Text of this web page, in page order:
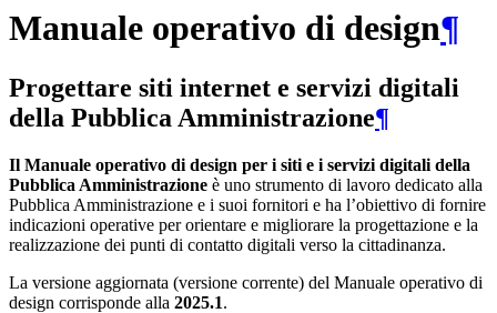
Manuale operativo di design¶
Progettare siti internet e servizi digitali
della Pubblica Amministrazione¶
Il Manuale operativo di design per i siti e i servizi digitali della
Pubblica Amministrazione è uno strumento di lavoro dedicato alla
Pubblica Amministrazione e i suoi fornitori e ha l’obiettivo di fornire
indicazioni operative per orientare e migliorare la progettazione e la
realizzazione dei punti di contatto digitali verso la cittadinanza.
La versione aggiornata (versione corrente) del Manuale operativo di
design corrisponde alla 2025.1.